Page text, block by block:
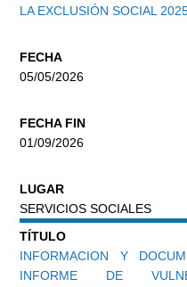
LA EXCLUSIÓN SOCIAL
FECHA
05/05/2026
FECHA FIN
01/09/2026
LUGAR
SERVICIOS SOCIALES
TÍTULO
INFORMACION Y
INFORME DE